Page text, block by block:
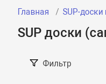
Главная SUP-
SUP доски
Фильтр